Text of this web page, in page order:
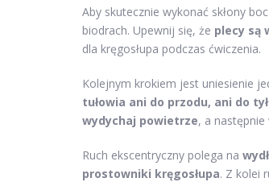
Aby skutecznie wykonać skłony
biodrach. Upewnij się, że plecy są
dla kręgosłupa podczas ćwiczenia.
Kolejnym krokiem jest uniesienie
tułowia ani do przodu, ani do
wydychaj powietrze, a następnie
Ruch ekscentryczny polega na
prostowniki kręgosłupa. Z kolei